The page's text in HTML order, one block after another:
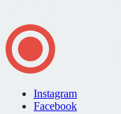
Instagram
Facebook